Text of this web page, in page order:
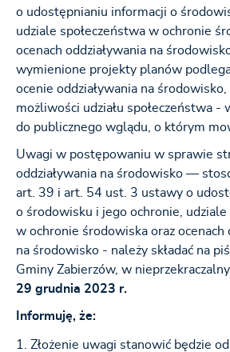
o udostępnianiu informacji o
udziale społeczeństwa w ochronie
ocenach oddziaływania na
wymienione projekty planów
ocenie oddziaływania na
możliwości udziału społeczeństwa -
do publicznego wglądu, o którym
Uwagi w postępowaniu w sprawie
oddziaływania na środowisko —
art. 39 i art. 54 ust. 3 ustawy o
o środowisku i jego ochronie, udziale
w ochronie środowiska oraz ocenach
na środowisko - należy składać na
Gminy Zabierzów, w
29 grudnia 2023 r.
Informuję, że:
Złożenie uwagi stanowić będzie